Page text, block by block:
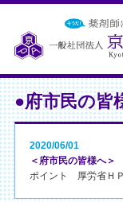
●府市民の皆
2020/06/01
＜府市民の皆様へ＞
ポイント 厚労省ＨＰ